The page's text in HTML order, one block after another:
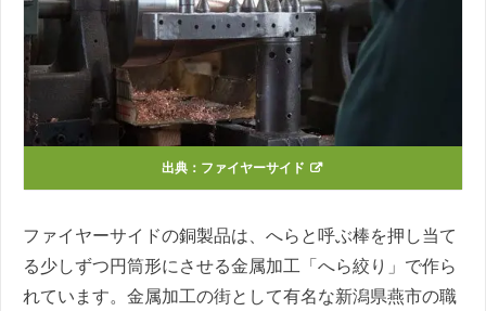
出典： ファイヤーサイド
ファイヤーサイドの銅製品は、へらと呼ぶ棒を押し当て
る少しずつ円筒形にさせる金属加工「へら絞り」で作ら
れています。金属加工の街として有名な新潟県燕市の職